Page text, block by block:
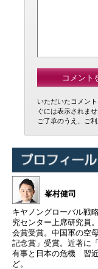
いただいたコメン
ぐには表示されませ
ご了承のうえ、ご利
峯村健司
キヤノングローバル戦
究センター上席研究員
会賞受賞。中国軍の空
記念賞」受賞。近著に
有事と日本の危機 習
ど。